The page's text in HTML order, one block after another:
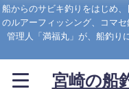
船からのサビキ釣りをはじめ
のルアーフィッシング、コマ
管理人「満福丸」が、船釣り
宮崎の船